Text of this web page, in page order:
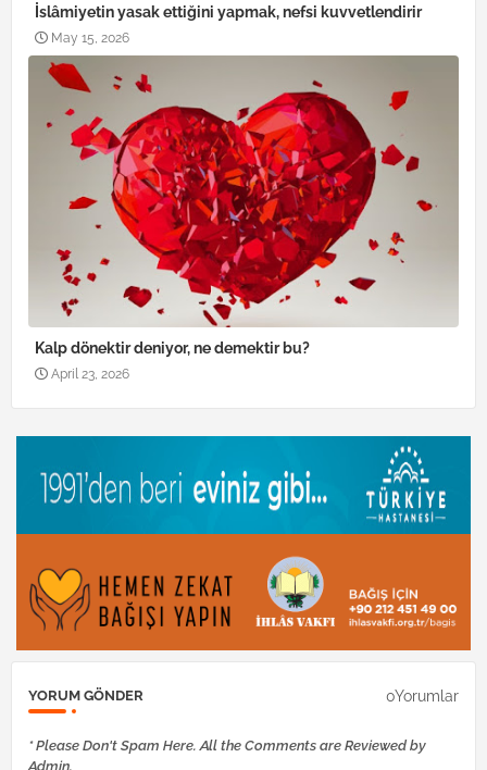
İslâmiyetin yasak ettiğini yapmak, nefsi kuvvetlendirir
May 15, 2026
Kalp dönektir deniyor, ne demektir bu?
April 23, 2026
YORUM GÖNDER 0Yorumlar
* Please Don't Spam Here. All the Comments are Reviewed by
Admin.